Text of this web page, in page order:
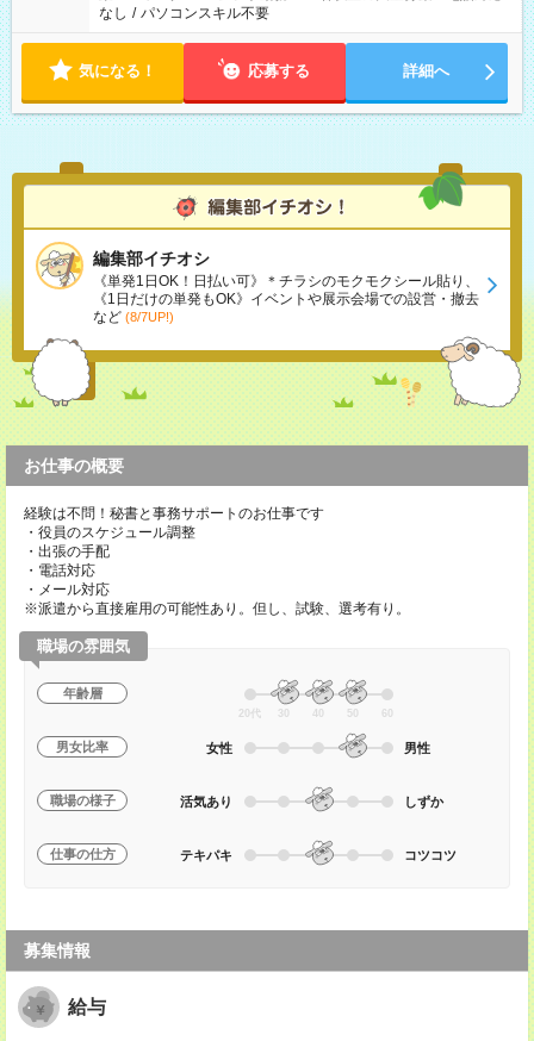
なし / パソコンスキル不要
気になる！ 応募する 詳細へ
編集部イチオシ
《単発1日OK！日払い可》＊チラシのモクモクシール貼り、
《1日だけの単発もOK》イベントや展示会場での設営・撤去
など (8/7UP!)
お仕事の概要
経験は不問！秘書と事務サポートのお仕事です
・役員のスケジュール調整
・出張の手配
・電話対応
・メール対応
※派遣から直接雇用の可能性あり。但し、試験、選考有り。
職場の雰囲気
年齢層
20代 30 40 50 60
男女比率 女性 男性
職場の様子 活気あり しずか
仕事の仕方 テキパキ コツコツ
募集情報
給与